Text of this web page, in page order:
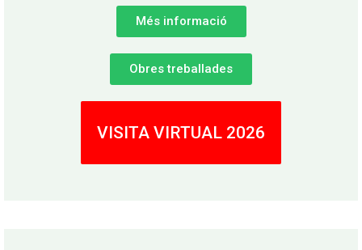
Més informació
Obres treballades
VISITA VIRTUAL 2026